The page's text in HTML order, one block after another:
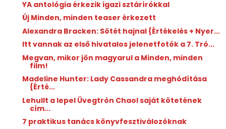
YA antológia érkezik igazi sztárírókkal
Új Minden, minden teaser érkezett
Alexandra Bracken: Sötét ​hajnal {Értékelés + Nyer...
Itt vannak az első hivatalos jelenetfotók a 7. Tró...
Megvan, mikor jön magyarul a Minden, minden
film!
Madeline Hunter: Lady ​Cassandra meghódítása
{Érté...
Lehullt a lepel Üvegtrón Chaol saját kötetének
cím...
7 praktikus tanács könyvfesztiválozóknak